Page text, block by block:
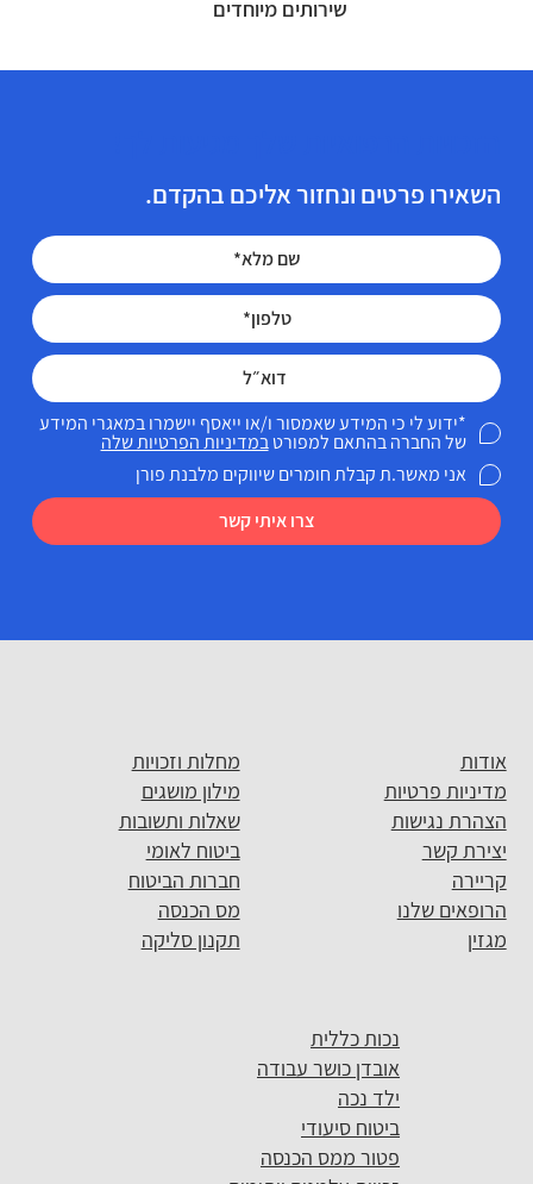
שירותים מיוחדים
השאירו פרטים ונחזור אליכם בהקדם.
צרו איתי קשר
*ידוע לי כי המידע שאמסור ו/או ייאסף יישמרו במאגרי המידע
של החברה בהתאם למפורטבמדיניות הפרטיות שלה
אני מאשר.ת קבלת חומרים שיווקים מלבנת פורן
אודות
מדיניות פרטיות
הצהרת נגישות
יצירת קשר
קריירה
הרופאים שלנו
מגזין
מחלות וזכויות
מילון מושגים
שאלות ותשובות
ביטוח לאומי
חברות הביטוח
מס הכנסה
תקנון סליקה
נכות כללית
אובדן כושר עבודה
ילד נכה
ביטוח סיעודי
פטור ממס הכנסה